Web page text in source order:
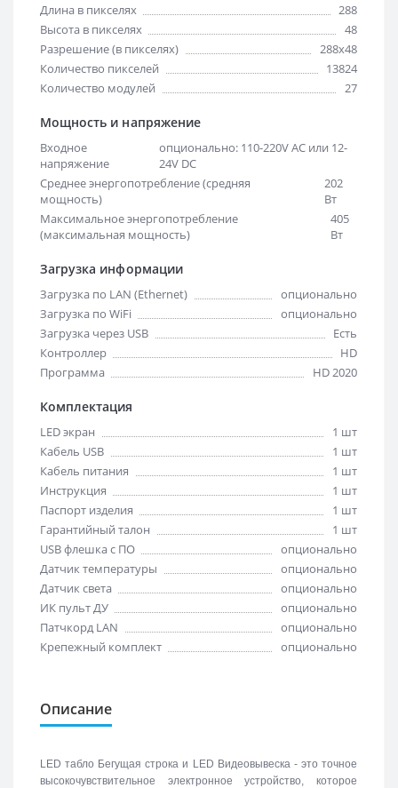
Длина в пикселях
288
Высота в пикселях
48
Разрешение (в пикселях)
288x48
Количество пикселей
13824
Количество модулей
27
Мощность и напряжение
Входное
напряжение
опционально: 110-220V AC или 12-
24V DC
Среднее энергопотребление (средняя
мощность)
202
Вт
Максимальное энергопотребление
(максимальная мощность)
405
Вт
Загрузка информации
Загрузка по LAN (Ethernet)
опционально
Загрузка по WiFi
опционально
Загрузка через USB
Есть
Контроллер
HD
Программа
HD 2020
Комплектация
LED экран
1 шт
Кабель USB
1 шт
Кабель питания
1 шт
Инструкция
1 шт
Паспорт изделия
1 шт
Гарантийный талон
1 шт
USB флешка с ПО
опционально
Датчик температуры
опционально
Датчик света
опционально
ИК пульт ДУ
опционально
Патчкорд LAN
опционально
Крепежный комплект
опционально
Описание
LED табло Бегущая строка и LED Видеовывеска - это точное
высокочувствительное электронное устройство, которое